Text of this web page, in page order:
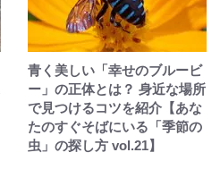
青く美しい「幸せのブルービ
ー」の正体とは？ 身近な場所
で見つけるコツを紹介【あな
たのすぐそばにいる「季節の
虫」の探し方 vol.21】